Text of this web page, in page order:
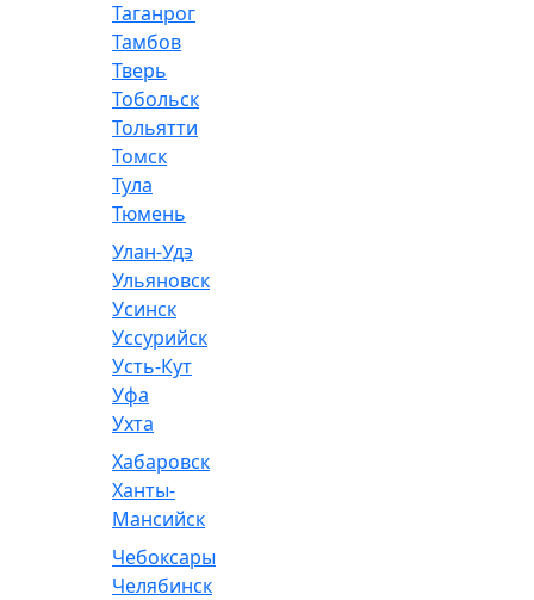
Таганрог
Тамбов
Тверь
Тобольск
Тольятти
Томск
Тула
Тюмень
Улан-Удэ
Ульяновск
Усинск
Уссурийск
Усть-Кут
Уфа
Ухта
Хабаровск
Ханты-
Мансийск
Чебоксары
Челябинск